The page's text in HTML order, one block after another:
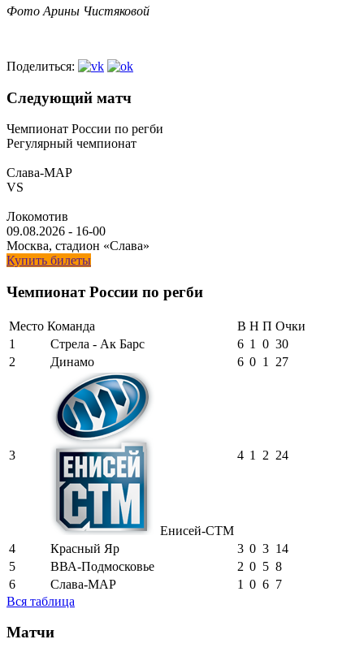
Фото Арины Чистяковой
Поделиться:
Следующий матч
Чемпионат России по регби
Регулярный чемпионат
Слава-МАР
VS
Локомотив
09.08.2026 - 16-00
Москва, стадион «Слава»
Купить билеты
Чемпионат России по регби
Место Команда В Н П Очки
1
Стрела - Ак Барс 6 1 0 30
2
Динамо 6 0 1 27
3
Енисей-СТМ
4 1 2 24
4 Красный Яр 3 0 3 14
5
ВВА-Подмосковье 2 0 5 8
6
Слава-МАР 1 0 6 7
Вся таблица
Матчи